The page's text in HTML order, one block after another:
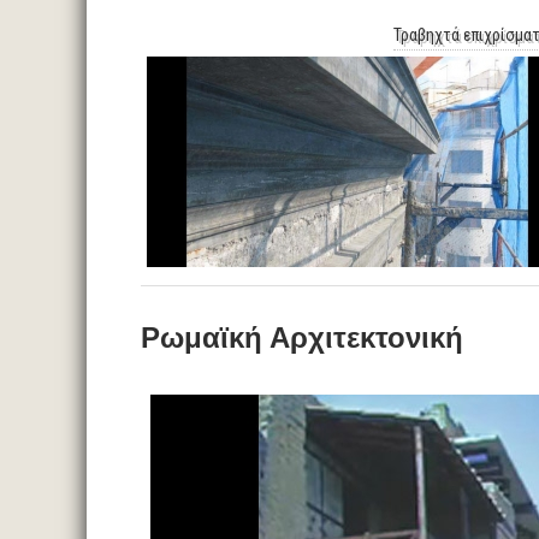
Τραβηχτά
Ρωμαϊκή Αρχιτεκτονική